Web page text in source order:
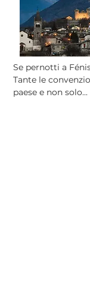
Se pernotti a
Tante le
paese e non solo...